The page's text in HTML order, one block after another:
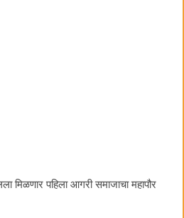
मिळणार पहिला आगरी समाजाचा महापौर